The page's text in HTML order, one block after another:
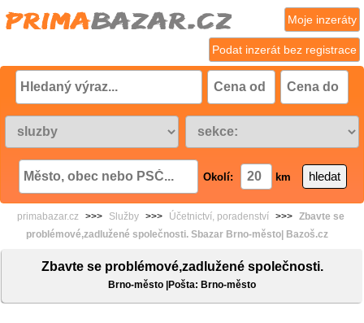
Podat inzerát bez registrace
Moje inzeráty
Okolí: km
primabazar.cz >>> Služby >>> Účetnictví, poradenství >>> Zbavte se
problémové,zadlužené společnosti. Sbazar Brno-město| Bazoš.cz
Zbavte se problémové,zadlužené společnosti.
Brno-město |Pošta: Brno-město